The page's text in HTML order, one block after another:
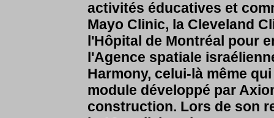
activités éducatives et
Mayo Clinic, la Cleveland
l'Hôpital de Montréal pour
l'Agence spatiale
Harmony, celui-là même
module développé par
construction. Lors de son